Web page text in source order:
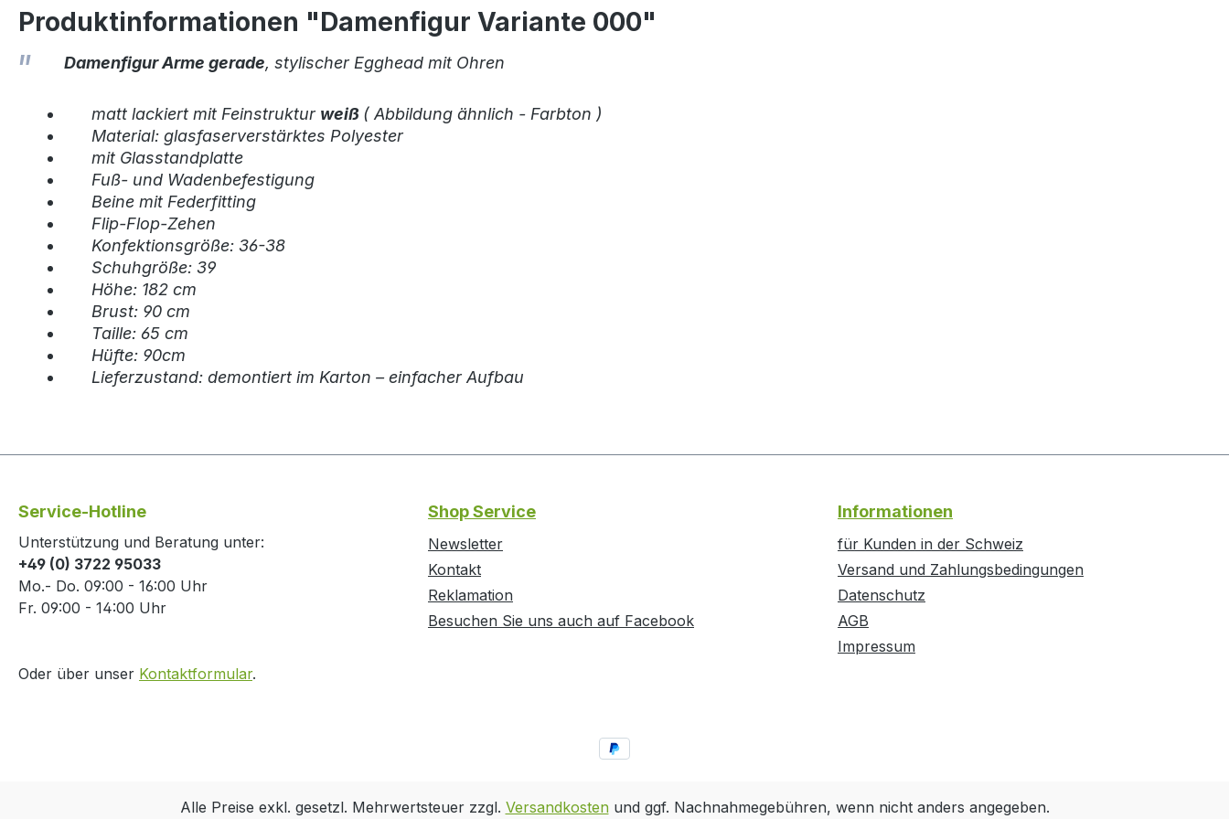
Produktinformationen "Damenfigur Variante 000"
Damenfigur Arme gerade, stylischer Egghead mit Ohren
matt lackiert mit Feinstruktur weiß ( Abbildung ähnlich - Farbton )
Material: glasfaserverstärktes Polyester
mit Glasstandplatte
Fuß- und Wadenbefestigung
Beine mit Federfitting
Flip-Flop-Zehen
Konfektionsgröße: 36-38
Schuhgröße: 39
Höhe: 182 cm
Brust: 90 cm
Taille: 65 cm
Hüfte: 90cm
Lieferzustand: demontiert im Karton – einfacher Aufbau
Service-Hotline
Unterstützung und Beratung unter:
+49 (0) 3722 95033
Mo.- Do. 09:00 - 16:00 Uhr
Fr. 09:00 - 14:00 Uhr
Oder über unser Kontaktformular.
Shop Service
Newsletter
Kontakt
Reklamation
Besuchen Sie uns auch auf Facebook
Informationen
für Kunden in der Schweiz
Versand und Zahlungsbedingungen
Datenschutz
AGB
Impressum
Alle Preise exkl. gesetzl. Mehrwertsteuer zzgl. Versandkostenund ggf. Nachnahmegebühren, wenn nicht anders angegeben.